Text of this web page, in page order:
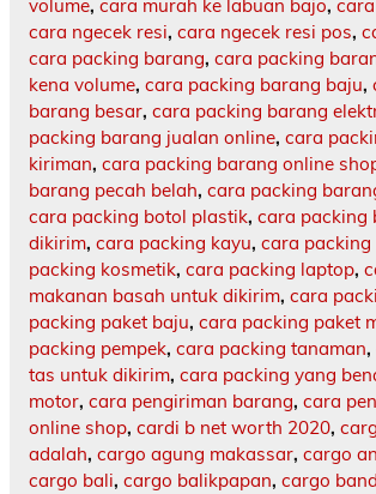
volume, cara murah ke labuan bajo,
cara ngecek resi, cara ngecek resi pos,
cara packing barang, cara packing
kena volume, cara packing barang baju,
barang besar, cara packing barang
packing barang jualan online, cara
kiriman, cara packing barang online
barang pecah belah, cara packing
cara packing botol plastik, cara packing
dikirim, cara packing kayu, cara packing
packing kosmetik, cara packing laptop,
makanan basah untuk dikirim, cara
packing paket baju, cara packing paket
packing pempek, cara packing tanaman,
tas untuk dikirim, cara packing yang
motor, cara pengiriman barang, cara
online shop, cardi b net worth 2020,
adalah, cargo agung makassar, cargo
cargo bali, cargo balikpapan, cargo